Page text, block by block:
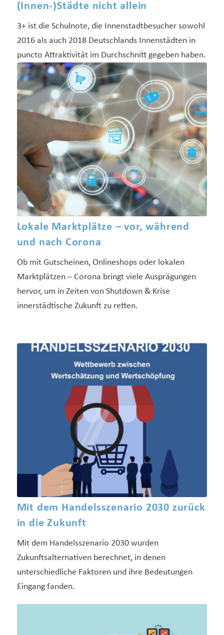
(Innen-)Städte nicht allein
3+ ist die Schulnote, die Innenstadtbesucher sowohl
2016 als auch 2018 Deutschlands Innenstädten in
puncto Attraktivität im Durchschnitt gegeben haben.
Lokale Marktplätze – vor, während
und nach Corona
Ob mit Gutscheinen, Onlineshops oder lokalen
Marktplätzen – Corona bringt viele Ausprägungen
hervor, um in Zeiten von Shutdown & Krise
innerstädtische Zukunft zu retten.
Mit dem Handelsszenario 2030 zurück
in die Zukunft
Mit dem Handelsszenario 2030 wurden
Zukunftsalternativen berechnet, in denen
unterschiedliche Faktoren und ihre Bedeutungen
Eingang fanden.